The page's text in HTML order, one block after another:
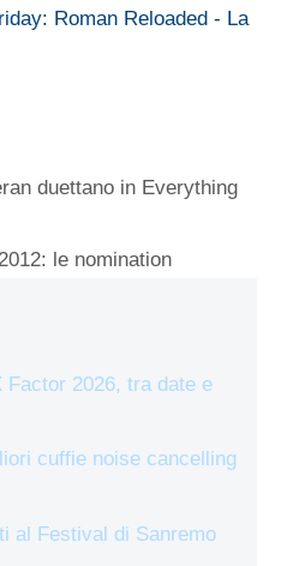
Roman Reloaded - La
duettano in Everything
le nomination
2026, tra date e
cuffie noise cancelling
al Festival di Sanremo